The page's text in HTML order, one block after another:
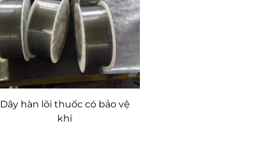
Dây hàn lõi thuốc có bảo vệ
khí